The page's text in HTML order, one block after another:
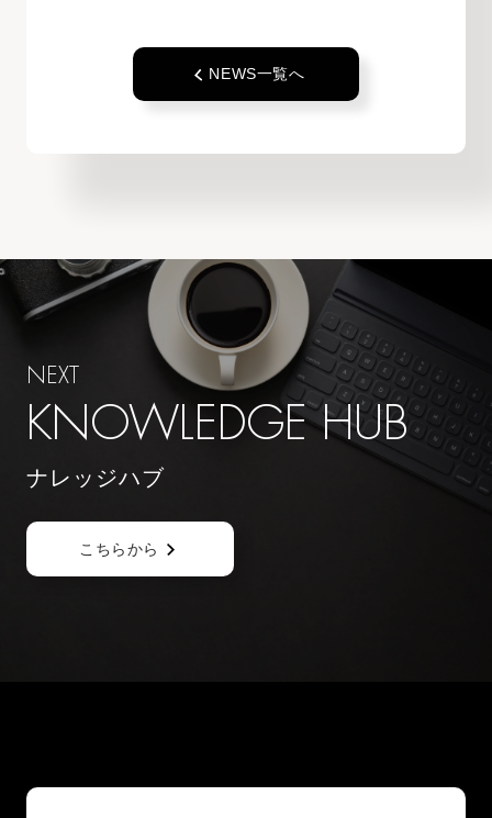
NEWS一覧へ
NEXT
KNOWLEDGE HUB
ナレッジハブ
こちらから